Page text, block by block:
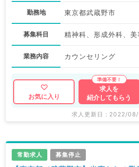
勤務地 東京都武蔵野市
募集科目
業務内容 カウンセリング
お気に入り
求人を
紹介してもらう
求人更新日 : 2022/08/
常勤求人 募集停止